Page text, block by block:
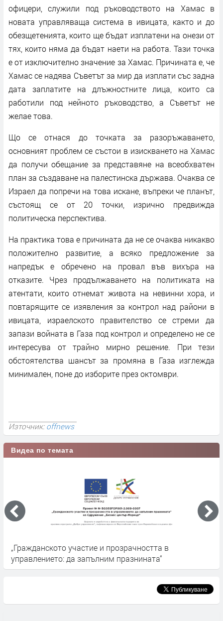
офицери, служили под ръководството на Хамас в
новата управляваща система в ивицата, както и до
обезщетенията, които ще бъдат изплатени на онези от
тях, които няма да бъдат наети на работа. Тази точка
е от изключително значение за Хамас. Причината е, че
Хамас се надява Съветът за мир да изплати със задна
дата заплатите на длъжностните лица, които са
работили под нейното ръководство, а Съветът не
желае това.
Що се отнася до точката за разоръжаването,
основният проблем се състои в изискването на Хамас
да получи обещание за представяне на всеобхватен
план за създаване на палестинска държава. Очаква се
Израел да попречи на това искане, въпреки че планът,
състоящ се от 20 точки, изрично предвижда
политическа перспектива.
На практика това е причината да не се очаква никакво
положително развитие, а всяко предложение за
напредък е обречено на провал във вихъра на
отказите. Чрез продължаването на политиката на
атентати, които отнемат живота на невинни хора, и
повтарящите се изявления за контрол над райони в
ивицата, израелското правителство се стреми да
запази войната в Газа под контрол и определено не се
интересува от трайно мирно решение. При тези
обстоятелства шансът за промяна в Газа изглежда
минимален, поне до изборите през октомври.
Източник:offnews
Видеа по темата
„Гражданското участие и прозрачността в
управлението: да запълним празнината“